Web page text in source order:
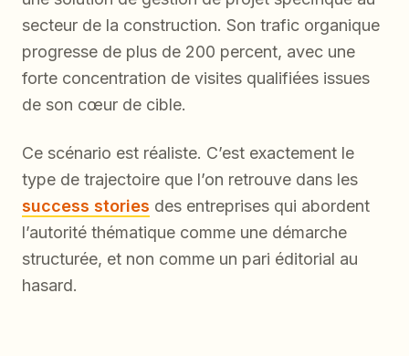
secteur de la construction. Son trafic organique
progresse de plus de 200 percent, avec une
forte concentration de visites qualifiées issues
de son cœur de cible.
Ce scénario est réaliste. C’est exactement le
type de trajectoire que l’on retrouve dans les
success stories des entreprises qui abordent
l’autorité thématique comme une démarche
structurée, et non comme un pari éditorial au
hasard.